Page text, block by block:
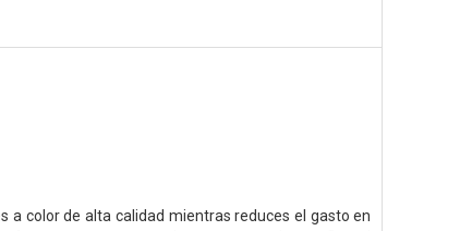
a color de alta calidad mientras reduces el gasto en